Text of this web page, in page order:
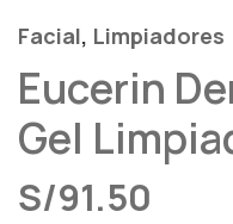
Facial, Limpiadores
Eucerin
Gel
S/91.50